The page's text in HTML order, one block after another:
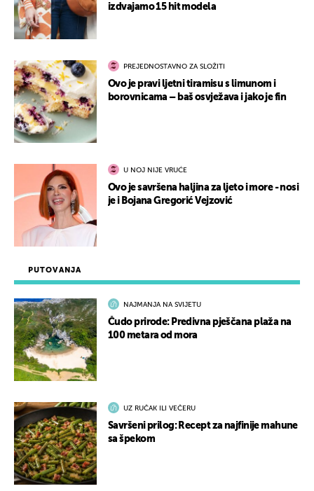
PUTOVANJA
NAJMANJA NA SVIJETU
Čudo prirode: Predivna pješčana plaža na
100 metara od mora
UZ RUČAK ILI VEČERU
Savršeni prilog: Recept za najfinije mahune
sa špekom
izdvajamo 15 hit modela
PREJEDNOSTAVNO ZA SLOŽITI
Ovo je pravi ljetni tiramisu s limunom i
borovnicama – baš osvježava i jako je fin
U NOJ NIJE VRUĆE
Ovo je savršena haljina za ljeto i more - nosi
je i Bojana Gregorić Vejzović